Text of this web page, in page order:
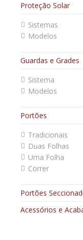
Proteção Solar
Sistemas
Modelos
Guardas e Grades
Sistema
Modelos
Portões
Tradicionais
Duas Folhas
Uma Folha
Correr
Portões
Acessórios e